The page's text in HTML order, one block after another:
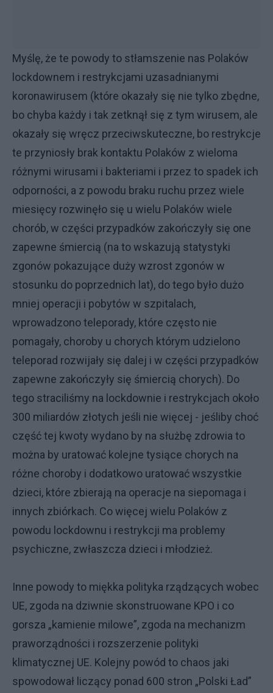
Myślę, że te powody to stłamszenie nas Polaków
lockdownem i restrykcjami uzasadnianymi
koronawirusem (które okazały się nie tylko zbędne,
bo chyba każdy i tak zetknął się z tym wirusem, ale
okazały się wręcz przeciwskuteczne, bo restrykcje
te przyniosły brak kontaktu Polaków z wieloma
różnymi wirusami i bakteriami i przez to spadek ich
odporności, a z powodu braku ruchu przez wiele
miesięcy rozwinęło się u wielu Polaków wiele
chorób, w części przypadków zakończyły się one
zapewne śmiercią (na to wskazują statystyki
zgonów pokazujące duży wzrost zgonów w
stosunku do poprzednich lat), do tego było dużo
mniej operacji i pobytów w szpitalach,
wprowadzono teleporady, które często nie
pomagały, choroby u chorych którym udzielono
teleporad rozwijały się dalej i w części przypadków
zapewne zakończyły się śmiercią chorych). Do
tego straciliśmy na lockdownie i restrykcjach około
300 miliardów złotych jeśli nie więcej - jeśliby choć
część tej kwoty wydano by na służbę zdrowia to
można by uratować kolejne tysiące chorych na
różne choroby i dodatkowo uratować wszystkie
dzieci, które zbierają na operacje na siepomaga i
innych zbiórkach. Co więcej wielu Polaków z
powodu lockdownu i restrykcji ma problemy
psychiczne, zwłaszcza dzieci i młodzież.
Inne powody to miękka polityka rządzących wobec
UE, zgoda na dziwnie skonstruowane KPO i co
gorsza „kamienie milowe”, zgoda na mechanizm
praworządności i rozszerzenie polityki
klimatycznej UE. Kolejny powód to chaos jaki
spowodował liczący ponad 600 stron „Polski Ład”